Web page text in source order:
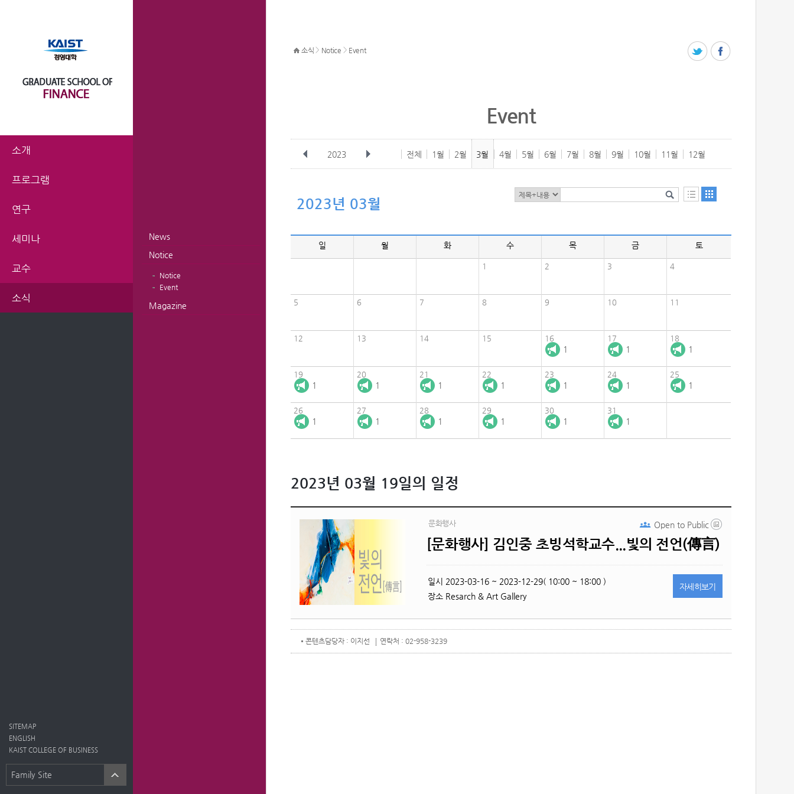
SITEMAP
ENGLISH
KAIST COLLEGE OF BUSINESS
Family Site
소개
프로그램
연구
세미나
교수
소식
News
Notice
Notice
Event
Magazine
소식 > Notice > Event
Event
2023 전체 1월 2월 3월 4월 5월 6월 7월 8월 9월 10월 11월 12월
2023년 03월
일 월 화 수 목 금 토
1 2 3 4
5 6 7 8 9 10 11
12 13 14 15 16
1
17
1
18
1
19
1
20
1
21
1
22
1
23
1
24
1
25
1
26
1
27
1
28
1
29
1
30
1
31
1
2023년 03월 19일의 일정
문화행사
[문화행사] 김인중 초빙석학교수...빛의 전언(傳言)
Open to Public
일시 2023-03-16 ~ 2023-12-29( 10:00 ~ 18:00 )
장소 Resarch & Art Gallery
자세히 보기
콘텐츠담당자 : 이지선 연락처 : 02-958-3239